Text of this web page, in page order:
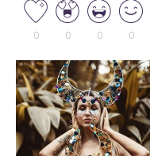
0 0 0 0